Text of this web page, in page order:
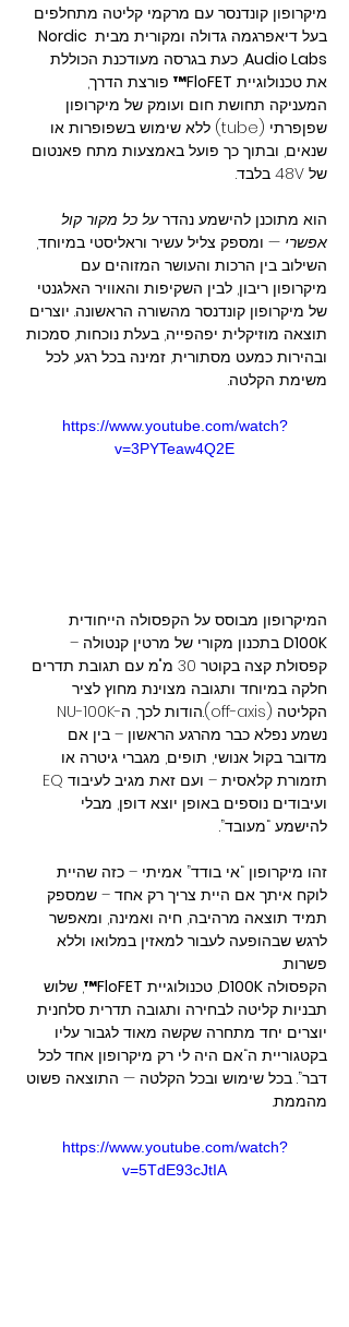
מיקרופון קונדנסר עם מרקמי קליטה מתחלפים
בעל דיאפרגמה גדולה ומקורית מבית Nordic
Audio Labs, כעת בגרסה מעודכנת הכוללת
את טכנולוגיית FloFET™
פורצת הדרך,
המעניקה תחושת חום ועומק של מיקרופון
שפןפרתי (tube) ללא שימוש בשפופרות או
שנאים, ובתוך כך פועל באמצעות מתח פאנטום
של 48V בלבד.
הוא מתוכנן להישמע נהדר על כל מקור קול
אפשרי — ומספק צליל עשיר וראליסטי במיוחד,
השילוב בין הרכות והעושר המזוהים עם
מיקרופון ריבון, לבין השקיפות והאוויר האלגנטי
של מיקרופון קונדנסר מהשורה הראשונה. יוצרים
תוצאה מוזיקלית יפהפייה, בעלת נוכחות, סמכות
ובהירות כמעט מסתורית, זמינה בכל רגע, לכל
משימת הקלטה.
https://www.youtube.com/watch?
v=3PYTeaw4Q2E
המיקרופון מבוסס על הקפסולה הייחודית
D100K בתכנון מקורי של מרטין קנטולה –
קפסולת קצה בקוטר 30 מ"מ עם תגובת תדרים
חלקה במיוחד ותגובה מצוינת מחוץ לציר
נשמע נפלא כבר מהרגע הראשון – בין אם
מדובר בקול אנושי, תופים, מגברי גיטרה או
ועיבודים נוספים באופן יוצא דופן, מבלי
להישמע “מעובד”.
זהו מיקרופון “אי בודד” אמיתי – כזה שהיית
לוקח איתך אם היית צריך רק אחד – שמספק
תמיד תוצאה מרהיבה, חיה ואמינה, ומאפשר
לרגש שבהופעה לעבור למאזין במלואו וללא
פשרות.
הקפסולה D100K, טכנולוגיית FloFET™ , שלוש
תבניות קליטה לבחירה ותגובה תדרית סלחנית
יוצרים יחד מתחרה שקשה מאוד לגבור עליו
בקטגוריית ה“אם היה לי רק מיקרופון אחד לכל
דבר”. בכל שימוש ובכל הקלטה — התוצאה פשוט
מהממת.
https://www.youtube.com/watch?
v=5TdE93cJtIA